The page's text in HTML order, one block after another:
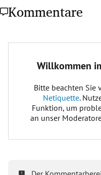
Kommentare